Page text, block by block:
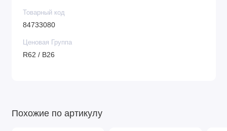
Товарный код
84733080
Ценовая Группа
R62 / B26
Похожие по артикулу